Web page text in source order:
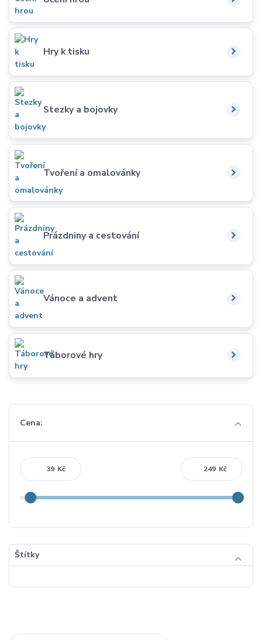
Hry k tisku
Stezky a bojovky
Tvoření a omalovánky
Prázdniny a cestování
Vánoce a advent
Táborové hry
Cena:
Kč Kč
Štítky